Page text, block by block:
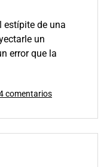
estípite de una
un
error que la
comentariosen
palmeras